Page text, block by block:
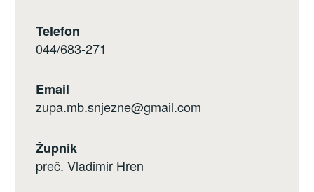
Telefon
044/683-271
Email
zupa.mb.snjezne@gmail.com
Župnik
preč. Vladimir Hren